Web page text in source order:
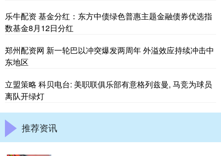
乐牛配资 基金分红：东方中债绿色普惠主题金融债券优选指
数基金8月12日分红
郑州配资网 新一轮巴以冲突爆发两周年 外溢效应持续冲击中
东地区
立盟策略 科贝电台: 美职联俱乐部有意格列兹曼, 马竞为球员
离队开绿灯
推荐资讯